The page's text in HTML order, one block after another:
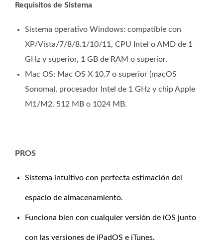
Requisitos de Sistema
Sistema operativo Windows: compatible con
XP/Vista/7/8/8.1/10/11, CPU Intel o AMD de 1
GHz y superior, 1 GB de RAM o superior.
Mac OS: Mac OS X 10.7 o superior (macOS
Sonoma), procesador Intel de 1 GHz y chip Apple
M1/M2, 512 MB o 1024 MB.
PROS
Sistema intuitivo con perfecta estimación del
espacio de almacenamiento.
Funciona bien con cualquier versión de iOS junto
con las versiones de iPadOS e iTunes.